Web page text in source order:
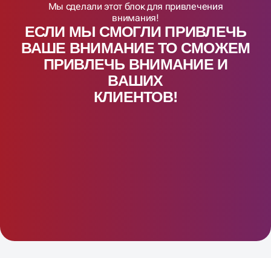
Мы сделали этот блок для привлечения
внимания!
ЕСЛИ МЫ СМОГЛИ ПРИВЛЕЧЬ
ВАШЕ ВНИМАНИЕ ТО СМОЖЕМ
ПРИВЛЕЧЬ ВНИМАНИЕ И
ВАШИX
КЛИЕНТОВ!